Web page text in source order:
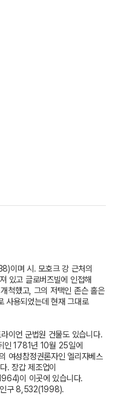
이며 시. 모호크 강 근처의
있고 글로버즈빌에 인접해
척했고, 그의 저택인 존슨 홀은
사용되었는데 현재 그대로
이언 군법원 건물도 있습니다.
인 1781년 10월 25일에
여성참정권론자인 엘리자베스
. 장갑 제조업이
이 이곳에 있습니다.
구 8,532(1998).